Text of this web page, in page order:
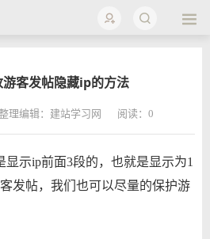
客发帖隐藏ip的方法
整理编辑：建站学习网 阅读： 0
显示ip前面3段的，也就是显示为1
发帖，我们也可以尽量的保护游